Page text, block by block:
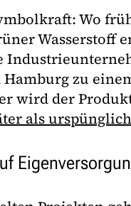
Wo
Wasserstoff
zu
wird der
als